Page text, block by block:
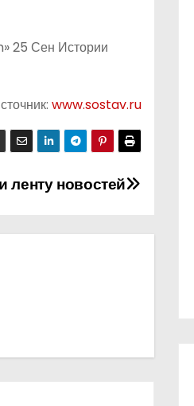
25 Сен Истории
www.sostav.ru
ленту новостей